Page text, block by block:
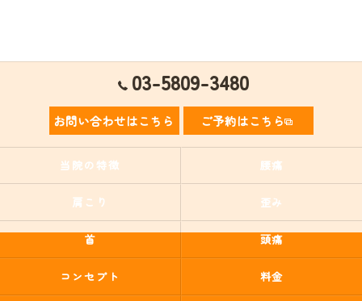
03-5809-3480
お問い合わせはこちら ご予約はこちら
当院の特徴 腰痛
肩こり 歪み
首 頭痛
コンセプト 料金